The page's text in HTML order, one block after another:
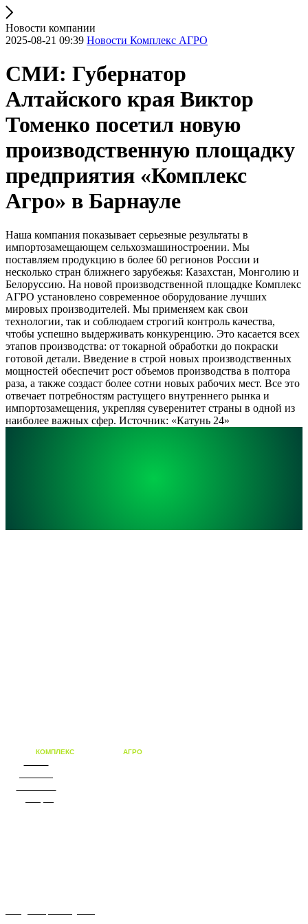
Новости компании
2025-08-21 09:39 Новости Комплекс АГРО
СМИ: Губернатор
Алтайского края Виктор
Томенко посетил новую
производственную площадку
предприятия «Комплекс
Агро» в Барнауле
Наша компания показывает серьезные результаты в
импортозамещающем сельхозмашиностроении. Мы
поставляем продукцию в более 60 регионов России и
несколько стран ближнего зарубежья: Казахстан, Монголию и
Белоруссию. На новой производственной площадке Комплекс
АГРО установлено современное оборудование лучших
мировых производителей. Мы применяем как свои
технологии, так и соблюдаем строгий контроль качества,
чтобы успешно выдерживать конкуренцию. Это касается всех
этапов производства: от токарной обработки до покраски
готовой детали. Введение в строй новых производственных
мощностей обеспечит рост объемов производства в полтора
раза, а также создаст более сотни новых рабочих мест. Все это
отвечает потребностям растущего внутреннего рынка и
импортозамещения, укрепляя суверенитет страны в одной из
наиболее важных сфер. Источник: «Катунь 24»
КОМПЛЕКС АГРОбизнеса